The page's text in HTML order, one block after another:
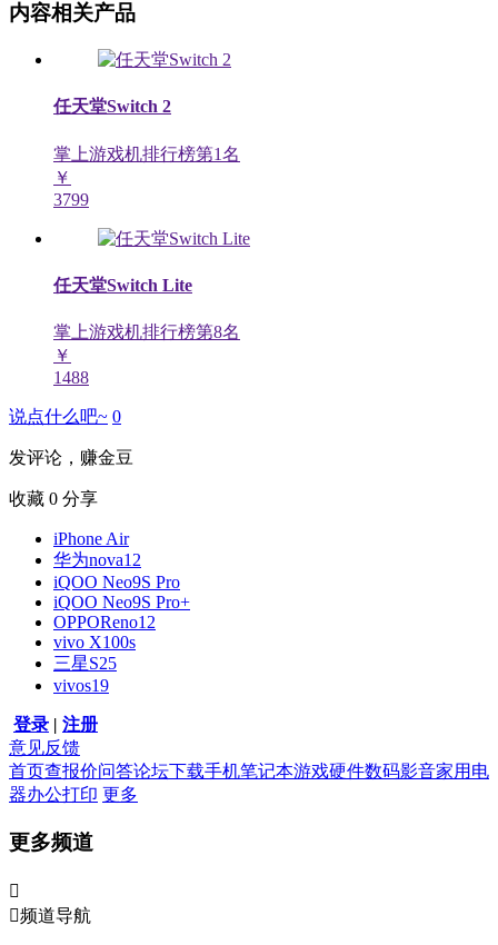
内容相关产品
任天堂Switch 2
掌上游戏机排行榜第1名
￥
3799
任天堂Switch Lite
掌上游戏机排行榜第8名
￥
1488
说点什么吧~ 0
发评论，赚金豆
收藏 0 分享
iPhone Air
华为nova12
iQOO Neo9S Pro
iQOO Neo9S Pro+
OPPOReno12
vivo X100s
三星S25
vivos19
登录 | 注册
意见反馈
首页查报价问答论坛下载手机笔记本游戏硬件数码影音家用电
器办公打印 更多
更多频道

频道导航